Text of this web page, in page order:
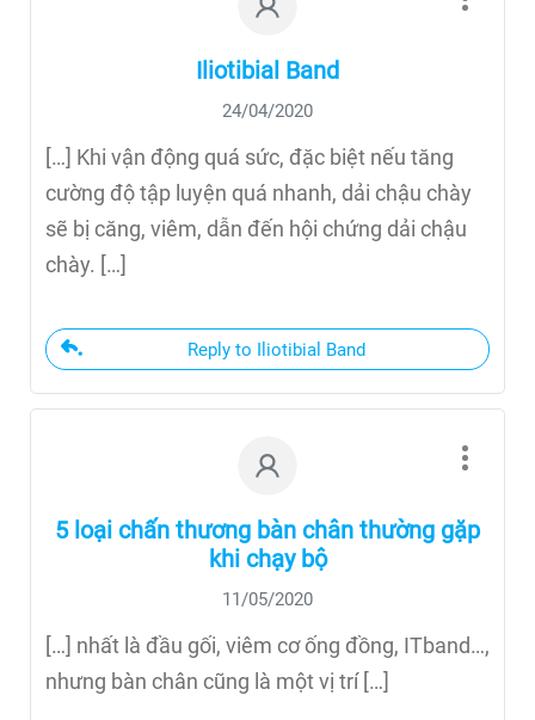
Iliotibial Band
24/04/2020
[…] Khi vận động quá sức, đặc biệt nếu tăng
cường độ tập luyện quá nhanh, dải chậu chày
sẽ bị căng, viêm, dẫn đến hội chứng dải chậu
chày. […]
Reply to Iliotibial Band
5 loại chấn thương bàn chân thường gặp
khi chạy bộ
11/05/2020
[…] nhất là đầu gối, viêm cơ ống đồng, ITband…,
nhưng bàn chân cũng là một vị trí […]